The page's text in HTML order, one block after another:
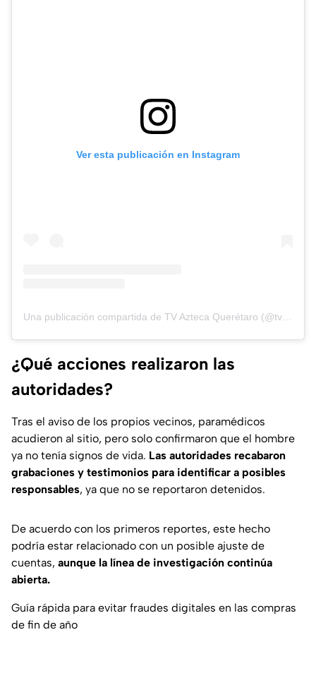
Ver esta publicación en Instagram
Una publicación compartida de TV Azteca Querétaro (@tvaztecaqueretaro)
¿Qué acciones realizaron las
autoridades?
Tras el aviso de los propios vecinos, paramédicos
acudieron al sitio, pero solo confirmaron que el hombre
ya no tenía signos de vida. Las autoridades recabaron
grabaciones y testimonios para identificar a posibles
responsables, ya que no se reportaron detenidos.
De acuerdo con los primeros reportes, este hecho
podría estar relacionado con un posible ajuste de
cuentas, aunque la línea de investigación continúa
abierta.
Guía rápida para evitar fraudes digitales en las compras
de fin de año